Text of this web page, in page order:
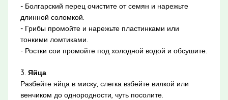
- Болгарский перец очистите от семян и нарежьте
длинной соломкой.
- Грибы промойте и нарежьте пластинками или
тонкими ломтиками.
- Ростки сои промойте под холодной водой и обсушите.
3. Яйца
Разбейте яйца в миску, слегка взбейте вилкой или
венчиком до однородности, чуть посолите.